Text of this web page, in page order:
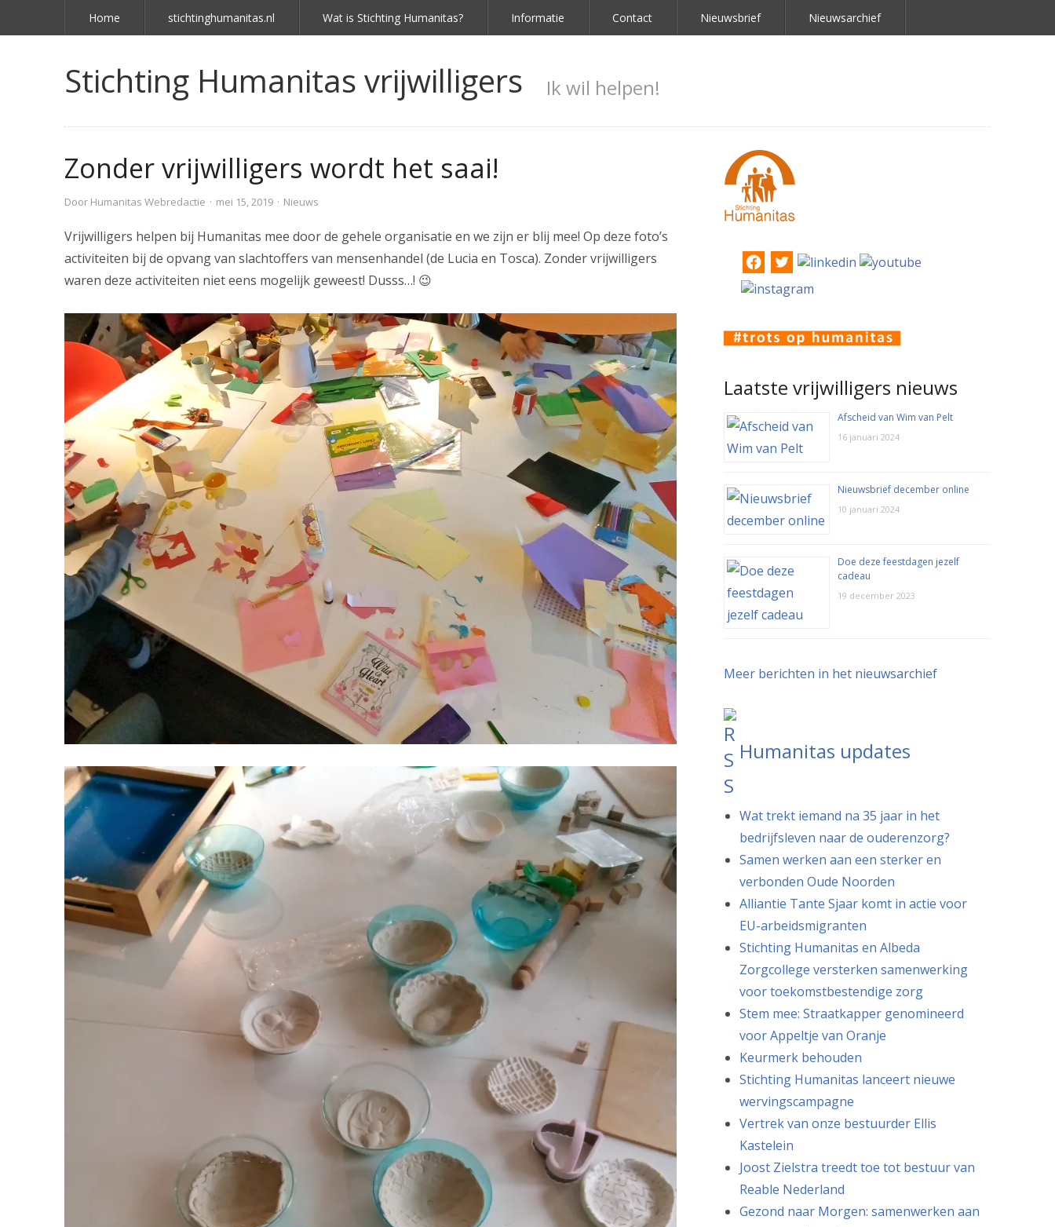
Home stichtinghumanitas.nl Wat is Stichting Humanitas? Informatie Contact Nieuwsbrief Nieuwsarchief
Stichting Humanitas vrijwilligers Ik wil helpen!
Zonder vrijwilligers wordt het saai!
Door Humanitas Webredactie · mei 15, 2019 · Nieuws
Vrijwilligers helpen bij Humanitas mee door de gehele organisatie en we zijn er blij mee! Op deze foto’s
activiteiten bij de opvang van slachtoffers van mensenhandel (de Lucia en Tosca). Zonder vrijwilligers
waren deze activiteiten niet eens mogelijk geweest! Dusss…! 😉
Laatste vrijwilligers nieuws
Afscheid van Wim van Pelt
16 januari 2024
Nieuwsbrief december online
10 januari 2024
Doe deze feestdagen jezelf
cadeau
19 december 2023
Meer berichten in het nieuwsarchief
Humanitas updates
Wat trekt iemand na 35 jaar in het
bedrijfsleven naar de ouderenzorg?
Samen werken aan een sterker en
verbonden Oude Noorden
Alliantie Tante Sjaar komt in actie voor
EU-arbeidsmigranten
Stichting Humanitas en Albeda
Zorgcollege versterken samenwerking
voor toekomstbestendige zorg
Stem mee: Straatkapper genomineerd
voor Appeltje van Oranje
Keurmerk behouden
Stichting Humanitas lanceert nieuwe
wervingscampagne
Vertrek van onze bestuurder Ellis
Kastelein
Joost Zielstra treedt toe tot bestuur van
Reable Nederland
Gezond naar Morgen: samenwerken aan